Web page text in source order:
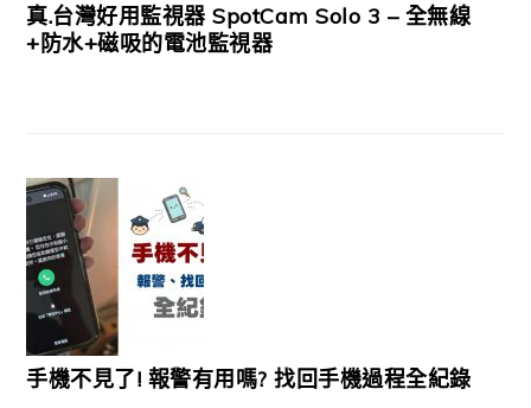
真.台灣好用監視器 SpotCam Solo 3 – 全無線
+防水+磁吸的電池監視器
手機不見了! 報警有用嗎? 找回手機過程全紀錄